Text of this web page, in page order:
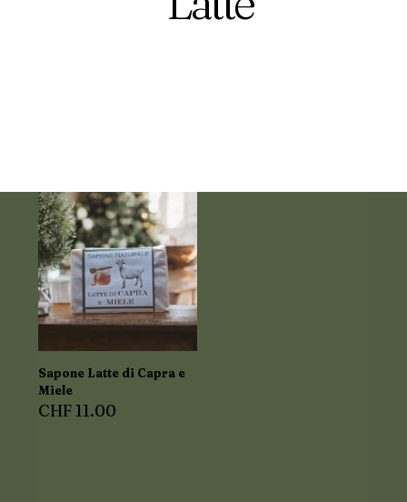
Sapone Latte di Capra e
Miele
CHF11.00